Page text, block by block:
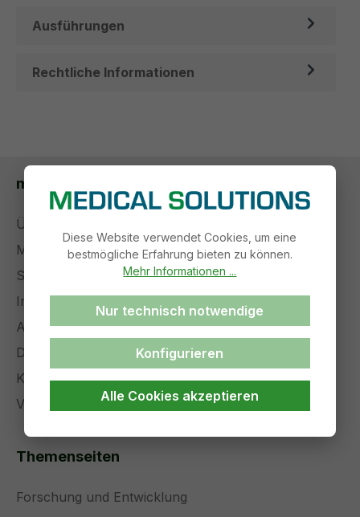
Ausführungen
Rechtliche Informationen
medical solutions
Über uns
Management
Stellenangebote
Impressum
AGB
Datenschutz
Kontakt
Versand und Zahlung
Themenseiten
Forschung und Entwicklung
Diese Website verwendet Cookies, um eine
bestmögliche Erfahrung bieten zu können.
Mehr Informationen ...
Nur technisch notwendige
Konfigurieren
Alle Cookies akzeptieren